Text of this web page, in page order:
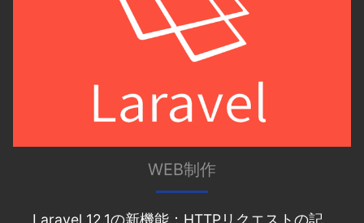
WEB制作
Laravel 12.1の新機能：HTTPリクエストの記